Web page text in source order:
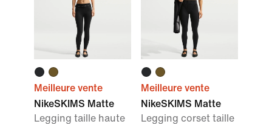
Meilleure vente
NikeSKIMS Matte
Legging taille haute
Meilleure vente
NikeSKIMS Matte
Legging corset taille